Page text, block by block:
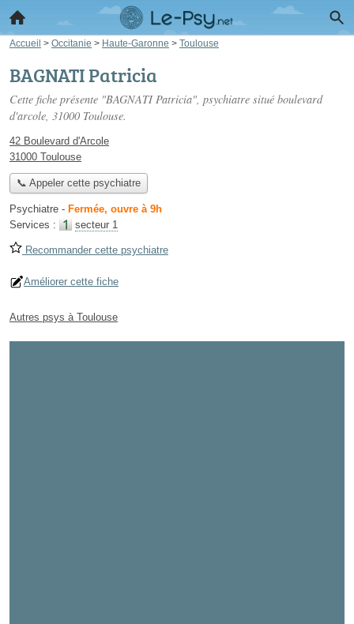
Accueil > Occitanie > Haute-Garonne > Toulouse
BAGNATI Patricia
Cette fiche présente "BAGNATI Patricia", psychiatre situé boulevard
d'arcole, 31000 Toulouse.
42 Boulevard d'Arcole
31000 Toulouse
📞 Appeler cette psychiatre
Psychiatre - Fermée, ouvre à 9h
Services :
secteur 1
Recommander cette psychiatre
Améliorer cette fiche
Autres psys à Toulouse